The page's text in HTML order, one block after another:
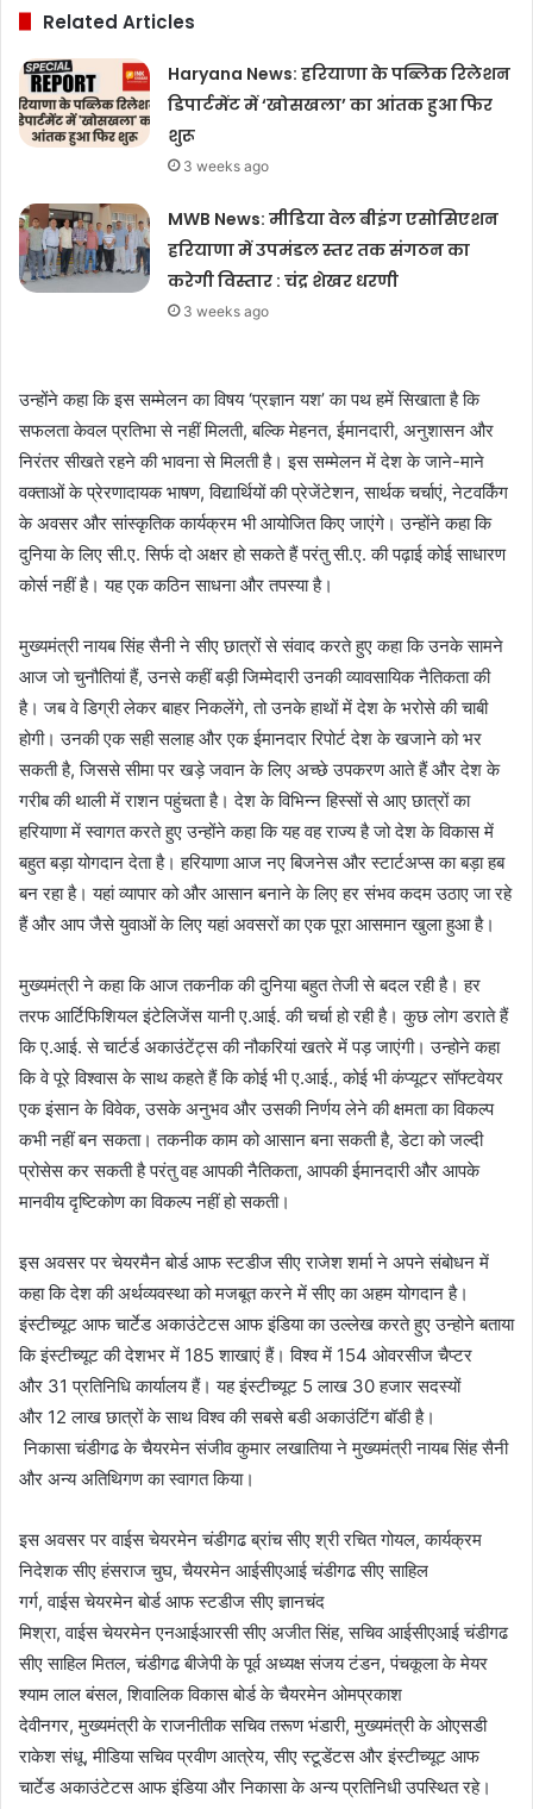
Related Articles
Haryana News: हरियाणा के पब्लिक रिलेशन
डिपार्टमेंट में ‘खोसखला’ का आंतक हुआ फिर
शुरू
3 weeks ago
MWB News: मीडिया वेल बीइंग एसोसिएशन
हरियाणा में उपमंडल स्तर तक संगठन का
करेगी विस्तार : चंद्र शेखर धरणी
3 weeks ago
उन्होंने कहा कि इस सम्मेलन का विषय ‘प्रज्ञान यश’ का पथ हमें सिखाता है कि
सफलता केवल प्रतिभा से नहीं मिलती, बल्कि मेहनत, ईमानदारी, अनुशासन और
निरंतर सीखते रहने की भावना से मिलती है। इस सम्मेलन में देश के जाने-माने
वक्ताओं के प्रेरणादायक भाषण, विद्यार्थियों की प्रेजेंटेशन, सार्थक चर्चाएं, नेटवर्किंग
के अवसर और सांस्कृतिक कार्यक्रम भी आयोजित किए जाएंगे। उन्होंने कहा कि
दुनिया के लिए सी.ए. सिर्फ दो अक्षर हो सकते हैं परंतु सी.ए. की पढ़ाई कोई साधारण
कोर्स नहीं है। यह एक कठिन साधना और तपस्या है।
मुख्यमंत्री नायब सिंह सैनी ने सीए छात्रों से संवाद करते हुए कहा कि उनके सामने
आज जो चुनौतियां हैं, उनसे कहीं बड़ी जिम्मेदारी उनकी व्यावसायिक नैतिकता की
है। जब वे डिग्री लेकर बाहर निकलेंगे, तो उनके हाथों में देश के भरोसे की चाबी
होगी। उनकी एक सही सलाह और एक ईमानदार रिपोर्ट देश के खजाने को भर
सकती है, जिससे सीमा पर खड़े जवान के लिए अच्छे उपकरण आते हैं और देश के
गरीब की थाली में राशन पहुंचता है। देश के विभिन्न हिस्सों से आए छात्रों का
हरियाणा में स्वागत करते हुए उन्होंने कहा कि यह वह राज्य है जो देश के विकास में
बहुत बड़ा योगदान देता है। हरियाणा आज नए बिजनेस और स्टार्टअप्स का बड़ा हब
बन रहा है। यहां व्यापार को और आसान बनाने के लिए हर संभव कदम उठाए जा रहे
हैं और आप जैसे युवाओं के लिए यहां अवसरों का एक पूरा आसमान खुला हुआ है।
मुख्यमंत्री ने कहा कि आज तकनीक की दुनिया बहुत तेजी से बदल रही है। हर
तरफ आर्टिफिशियल इंटेलिजेंस यानी ए.आई. की चर्चा हो रही है। कुछ लोगडरातेहैं
कि ए.आई. से चार्टर्ड अकाउंटेंट्स की नौकरियां खतरे में पड़ जाएंगी। उन्होने कहा
कि वे पूरे विश्वास के साथ कहते हैं कि कोई भी ए.आई., कोई भी कंप्यूटर सॉफ्टवेयर
एक इंसान के विवेक, उसके अनुभव और उसकी निर्णय लेने की क्षमता का विकल्प
कभी नहीं बन सकता। तकनीक काम को आसान बना सकती है, डेटा को जल्दी
प्रोसेस कर सकती है परंतु वह आपकी नैतिकता, आपकी ईमानदारी और आपके
मानवीय दृष्टिकोण का विकल्प नहीं हो सकती।
इस अवसर पर चेयरमैन बोर्ड आफ स्टडीज सीए राजेश शर्मा ने अपने संबोधन में
कहा कि देश की अर्थव्यवस्था को मजबूत करने में सीए का अहम योगदान है।
इंस्टीच्यूट आफ चार्टेड अकाउंटेटस आफइंडिया का उल्लेख करते हुएउन्होनेबताया
किइंस्टीच्यूटकी देशभर में 185 शाखाएं हैं। विश्व में 154 ओवरसीज चैप्टर
और 31 प्रतिनिधि कार्यालय हैं। यहइंस्टीच्यूट 5 लाख 30 हजार सदस्यों
और 12 लाख छात्रों के साथ विश्व की सबसे बडीअकाउंटिंगबॉडी है।
निकासाचंडीगढ केचैयरमेनसंजीव कुमार लखातिया ने मुख्यमंत्री नायब सिंह सैनी
और अन्य अतिथिगण का स्वागत किया।
इस अवसर पर वाईसचेयरमेनचंडीगढ ब्रांच सीए श्री रचित गोयल, कार्यक्रम
निदेशक सीए हंसराज चुघ,चैयरमेन आईसीएआई चंडीगढ सीए साहिल
गर्ग, वाईसचेयरमेनबोर्डआफस्टडीज सीए ज्ञानचंद
मिश्रा, वाईसचेयरमेन एनआईआरसीसीए अजीत सिंह, सचिव आईसीएआई चंडीगढ
सीए साहिलमितल, चंडीगढ बीजेपी के पूर्व अध्यक्ष संजय टंडन, पंचकूला के मेयर
श्याम लाल बंसल, शिवालिक विकास बोर्ड केचैयरमेन ओमप्रकाश
देवीनगर, मुख्यमंत्री केराजनीतीकसचिवतरूणभंडारी, मुख्यमंत्री के ओएसडी
राकेश संधू, मीडिया सचिव प्रवीण आत्रेय, सीएस्टूडेंटसऔरइंस्टीच्यूट आफ
चार्टेडअकाउंटेटस आफइंडिया औरनिकासाके अन्य प्रतिनिधी उपस्थित रहे।